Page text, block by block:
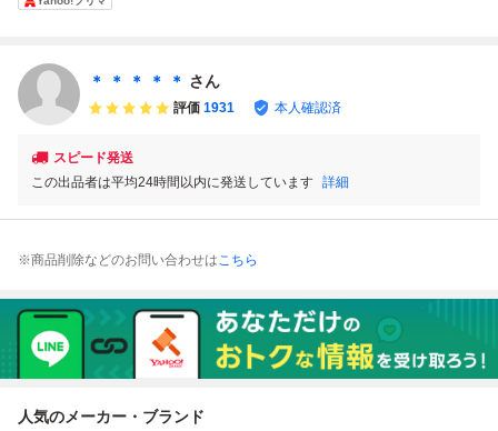
＊ ＊ ＊ ＊ ＊ さん
評価 1931 本人確認済
スピード発送
この出品者は平均24時間以内に発送しています 詳細
※商品削除などのお問い合わせはこちら
人気のメーカー・ブランド